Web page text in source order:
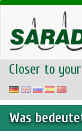
Closer to
Was